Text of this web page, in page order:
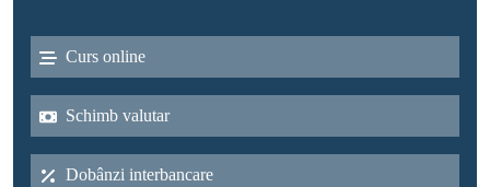
Curs online
Schimb valutar
Dobânzi interbancare